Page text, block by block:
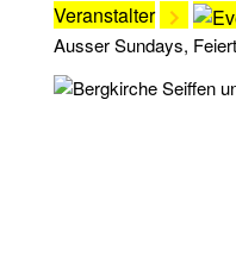
Veranstalter
Ausser Sundays,